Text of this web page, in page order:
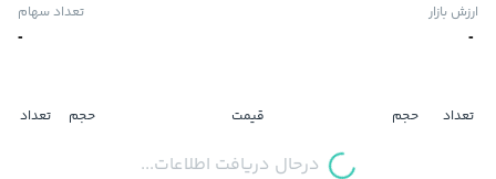
ارزش بازار
-
تعداد سهام
-
تعداد حجم قیمت حجم تعداد
درحال دریافت اطلاعات...